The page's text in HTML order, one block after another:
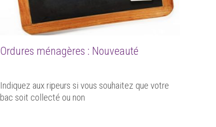
Ordures ménagères : Nouveauté
Indiquez aux ripeurs si vous souhaitez que votre
bac soit collecté ou non